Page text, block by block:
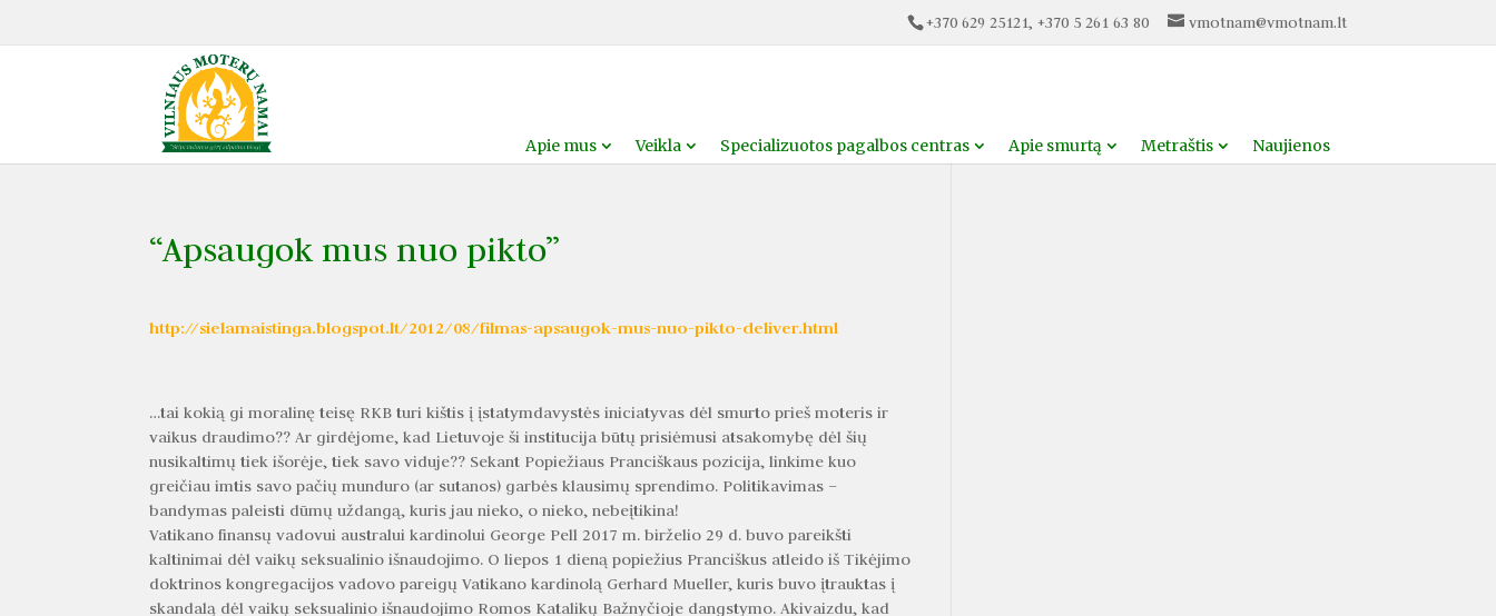
+370 629 25121, +370 5 261 63 80 vmotnam@vmotnam.lt
Apie mus Veikla Specializuotos pagalbos centras Apie smurtą Metraštis Naujienos
“Apsaugok mus nuo pikto”
http://sielamaistinga.blogspot.lt/2012/08/filmas-apsaugok-mus-nuo-pikto-deliver.html
…tai kokią gi moralinę teisę RKB turi kištis į įstatymdavystės iniciatyvas dėl smurto prieš moteris ir
vaikus draudimo?? Ar girdėjome, kad Lietuvoje ši institucija būtų prisiėmusi atsakomybę dėl šių
nusikaltimų tiek išorėje, tiek savo viduje?? Sekant Popiežiaus Pranciškaus pozicija, linkime kuo
greičiau imtis savo pačių munduro (ar sutanos) garbės klausimų sprendimo. Politikavimas –
bandymas paleisti dūmų uždangą, kuris jau nieko, o nieko, nebeįtikina!
Vatikano finansų vadovui australui kardinolui George Pell 2017 m. birželio 29 d. buvo pareikšti
kaltinimai dėl vaikų seksualinio išnaudojimo. O liepos 1 dieną popiežius Pranciškus atleido iš Tikėjimo
doktrinos kongregacijos vadovo pareigų Vatikano kardinolą Gerhard Mueller, kuris buvo įtrauktas į
skandalą dėl vaikų seksualinio išnaudojimo Romos Katalikų Bažnyčioje dangstymo. Akivaizdu, kad